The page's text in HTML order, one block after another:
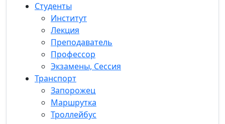
Студенты
Институт
Лекция
Преподаватель
Профессор
Экзамены, Сессия
Транспорт
Запорожец
Маршрутка
Троллейбус